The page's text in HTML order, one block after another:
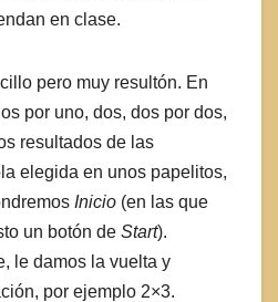
en clase.
pero muy resultón. En
por uno, dos, dos por dos,
resultados de las
elegida en unos papelitos,
Inicio (en las que
un botón de Start).
le damos la vuelta y
por ejemplo 2×3.